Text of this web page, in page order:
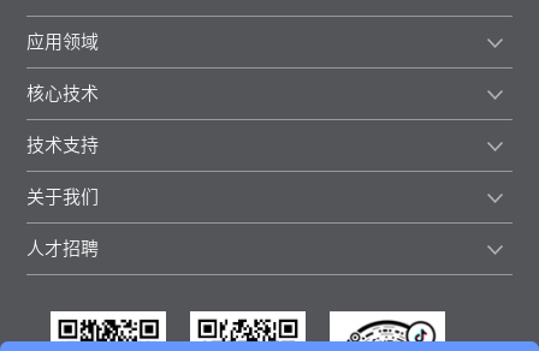
应用领域
核心技术
技术支持
关于我们
人才招聘